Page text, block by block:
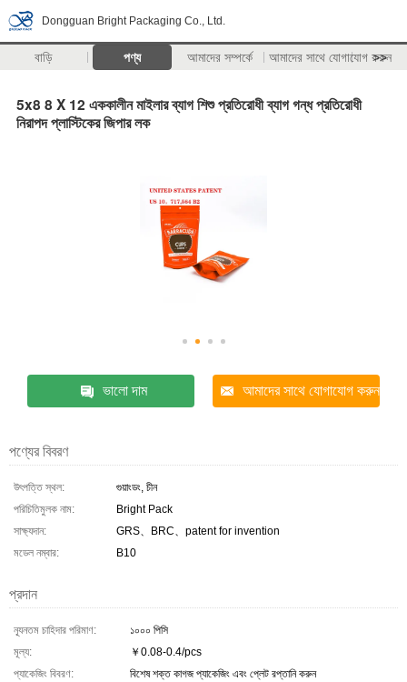
Dongguan Bright Packaging Co., Ltd.
বাড়ি পণ্য আমাদের সম্পর্কে আমাদের সাথে যোগাযোগ করুন
>>
5x8 8 X 12 এককালীন মাইলার ব্যাগ শিশু প্রতিরোধী ব্যাগ গন্ধ প্রতিরোধী
নিরাপদ প্লাস্টিকের জিপার লক
ভালো দাম আমাদের সাথে যোগাযোগ করুন
পণ্যের বিবরণ
উৎপত্তি স্থল:
গুয়াংডং, চীন
পরিচিতিমুলক নাম:
Bright Pack
সাক্ষ্যদান:
GRS、BRC、patent for invention
মডেল নম্বার:
B10
প্রদান
ন্যূনতম চাহিদার পরিমাণ:
১০০০ পিসি
মূল্য:
￥0.08-0.4/pcs
প্যাকেজিং বিবরণ:
বিশেষ শক্ত কাগজ প্যাকেজিং এবং প্লেট রপ্তানি করুন